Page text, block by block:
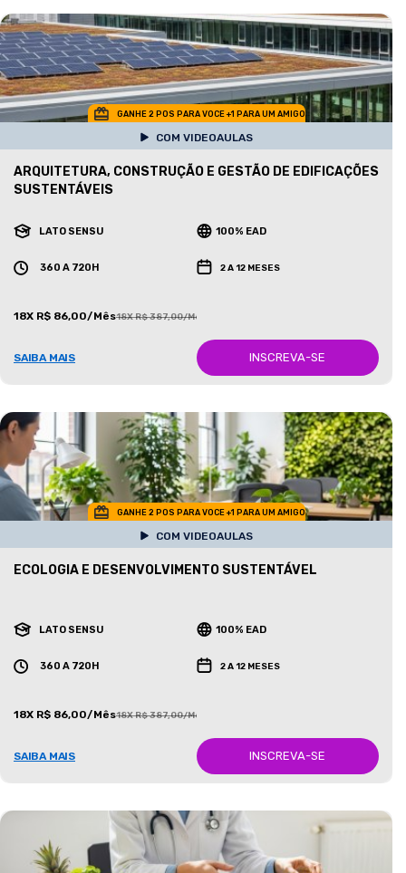
GANHE 2 POS PARA VOCE +1 PARA UM AMIGO
COM VIDEOAULAS
ARQUITETURA, CONSTRUÇÃO E GESTÃO DE EDIFICAÇÕES
SUSTENTÁVEIS
LATO SENSU 100% EAD
360 A 720H 2 A 12 MESES
18X R$ 86,00/Mês18X R$ 387,00/Mês
SAIBA MAIS INSCREVA-SE
GANHE 2 POS PARA VOCE +1 PARA UM AMIGO
COM VIDEOAULAS
ECOLOGIA E DESENVOLVIMENTO SUSTENTÁVEL
LATO SENSU 100% EAD
360 A 720H 2 A 12 MESES
18X R$ 86,00/Mês18X R$ 387,00/Mês
SAIBA MAIS INSCREVA-SE